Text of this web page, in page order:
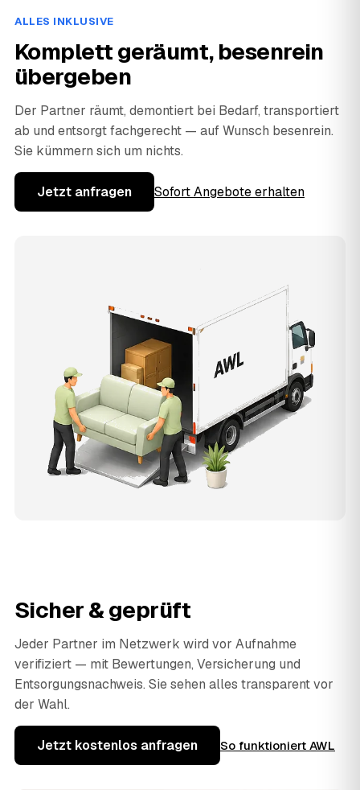
ALLES INKLUSIVE
Komplett geräumt, besenrein
übergeben
Der Partner räumt, demontiert bei Bedarf, transportiert
ab und entsorgt fachgerecht — auf Wunsch besenrein.
Sie kümmern sich um nichts.
Jetzt anfragen Sofort Angebote erhalten
Sicher & geprüft
Jeder Partner im Netzwerk wird vor Aufnahme
verifiziert — mit Bewertungen, Versicherung und
Entsorgungsnachweis. Sie sehen alles transparent vor
der Wahl.
Jetzt kostenlos anfragen So funktioniert AWL